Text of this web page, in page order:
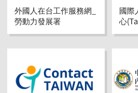
外國人在台工作服務網_
勞動力發展署
國際
心
動部